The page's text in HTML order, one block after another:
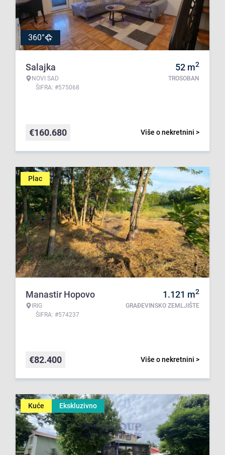
360°
Salajka
NOVI SAD
ŠIFRA: #575068
52 m2
TROSOBAN
Više o nekretnini >
€160.680
Plac
Manastir Hopovo
IRIG
ŠIFRA: #574237
1.121 m2
GRAĐEVINSKO ZEMLJIŠTE
Više o nekretnini >
€82.400
Kuće Ekskluzivno